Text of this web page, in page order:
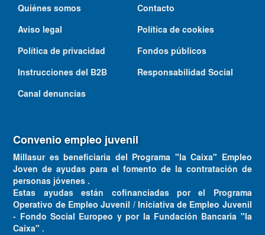
Quiénes somos
Contacto
Aviso legal
Política de cookies
Política de privacidad
Fondos públicos
Instrucciones del B2B
Responsabilidad Social
Canal denuncias
Convenio empleo juvenil
Millasur es beneficiaria del Programa "la Caixa" Empleo
Joven de ayudas para el fomento de la contratación de
personas jóvenes .
Estas ayudas están cofinanciadas por el Programa
Operativo de Empleo Juvenil / Iniciativa de Empleo Juvenil
- Fondo Social Europeo y por la Fundación Bancaria "la
Caixa" .